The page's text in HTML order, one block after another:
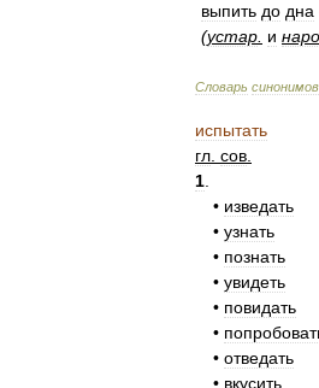
выпить до дна
(устар и
Словарь синонимов
испытать
гл сов
1
• изведать
• узнать
• познать
• увидеть
• повидать
•
• отведать
• вкусить